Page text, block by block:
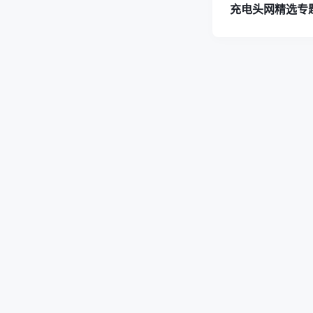
充电头网精选专